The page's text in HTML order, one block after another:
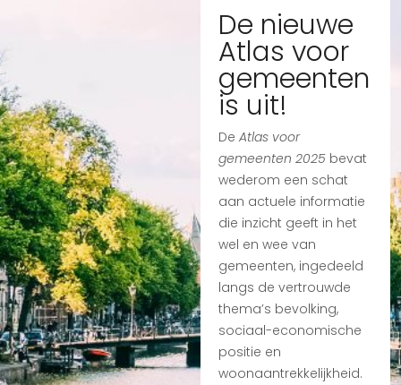
De nieuwe
Atlas voor
gemeenten
is uit!
De Atlas voor
gemeenten 2025 bevat
wederom een schat
aan actuele informatie
die inzicht geeft in het
wel en wee van
gemeenten, ingedeeld
langs de vertrouwde
thema’s bevolking,
sociaal-economische
positie en
woonaantrekkelijkheid.